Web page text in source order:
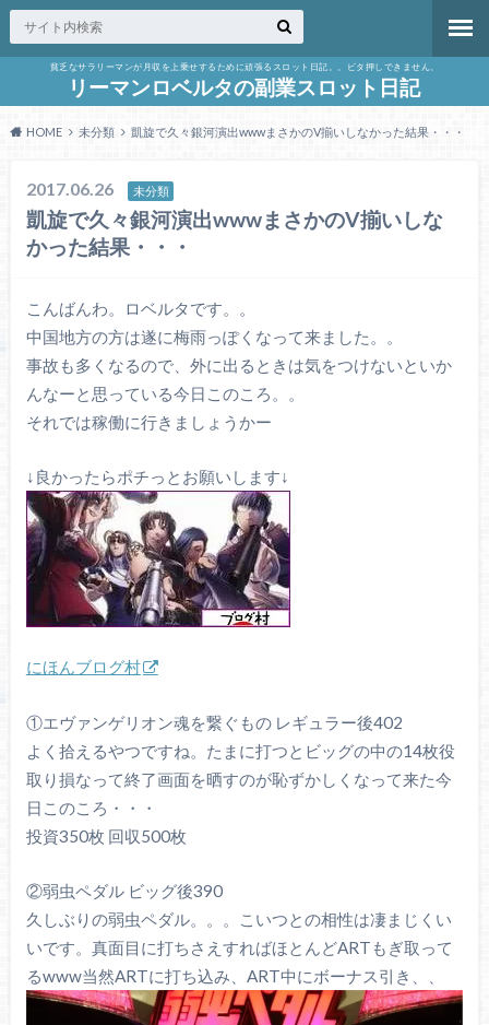
貧乏なサラリーマンが月収を上乗せするために頑張るスロット日記。。ビタ押しできません。
リーマンロベルタの副業スロット日記
HOME 未分類 凱旋で久々銀河演出wwwまさかのV揃いしなかった結果・・・
2017.06.26 未分類
凱旋で久々銀河演出wwwまさかのV揃いしな
かった結果・・・
こんばんわ。ロベルタです。。
中国地方の方は遂に梅雨っぽくなって来ました。。
事故も多くなるので、外に出るときは気をつけないといか
んなーと思っている今日このころ。。
それでは稼働に行きましょうかー
↓良かったらポチっとお願いします↓
にほんブログ村
①エヴァンゲリオン魂を繋ぐもの レギュラー後402
よく拾えるやつですね。たまに打つとビッグの中の14枚役
取り損なって終了画面を晒すのが恥ずかしくなって来た今
日このころ・・・
投資350枚 回収500枚
②弱虫ペダル ビッグ後390
久しぶりの弱虫ペダル。。。こいつとの相性は凄まじくい
いです。真面目に打ちさえすればほとんどARTもぎ取って
るwww当然ARTに打ち込み、ART中にボーナス引き、、